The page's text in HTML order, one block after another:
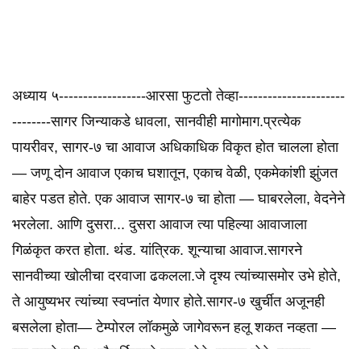
अध्याय ५------------------आरसा फुटतो तेव्हा----------------------
--------सागर जिन्याकडे धावला, सानवीही मागोमाग.प्रत्येक
पायरीवर, सागर-७ चा आवाज अधिकाधिक विकृत होत चालला होता
— जणू दोन आवाज एकाच घशातून, एकाच वेळी, एकमेकांशी झुंजत
बाहेर पडत होते. एक आवाज सागर-७ चा होता — घाबरलेला, वेदनेने
भरलेला. आणि दुसरा... दुसरा आवाज त्या पहिल्या आवाजाला
गिळंकृत करत होता. थंड. यांत्रिक. शून्याचा आवाज.सागरने
सानवीच्या खोलीचा दरवाजा ढकलला.जे दृश्य त्यांच्यासमोर उभे होते,
ते आयुष्यभर त्यांच्या स्वप्नांत येणार होते.सागर-७ खुर्चीत अजूनही
बसलेला होता— टेम्पोरल लॉकमुळे जागेवरून हलू शकत नव्हता —